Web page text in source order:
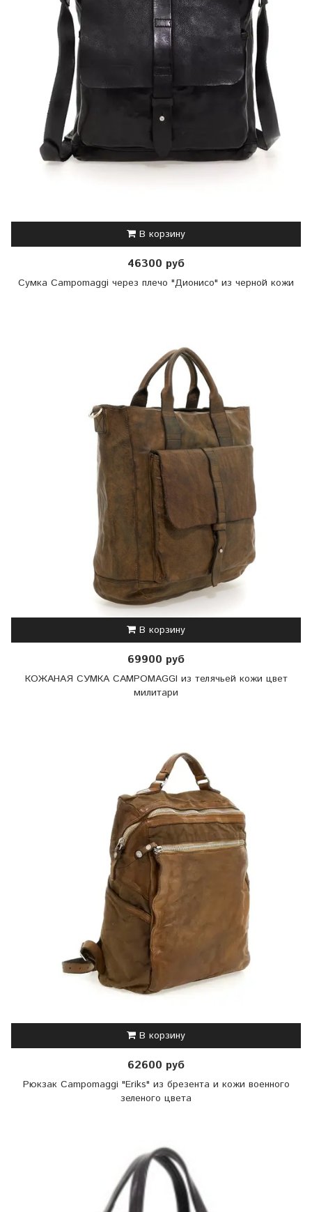
В корзину
46300 руб
Сумка Campomaggi через плечо "Дионисо" из черной кожи
В корзину
69900 руб
КОЖАНАЯ СУМКА CAMPOMAGGI из телячьей кожи цвет
милитари
В корзину
62600 руб
Рюкзак Campomaggi "Eriks" из брезента и кожи военного
зеленого цвета